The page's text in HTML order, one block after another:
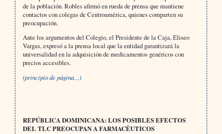
de la población. Robles afirmó en rueda de prensa que mantiene
contactos con colegas de Centroamérica, quienes comparten su
preocupación.
Ante los argumentos del Colegio, el Presidente de la Caja, Eliseo
Vargas, expresó a la prensa local que la entidad garantizará la
universalidad en la adquisición de medicamentos genéricos con
precios accesibles.
(principio de página…)
REPÚBLICA DOMINICANA: LOS POSIBLES EFECTOS
DEL TLC PREOCUPAN A FARMACÉUTICOS